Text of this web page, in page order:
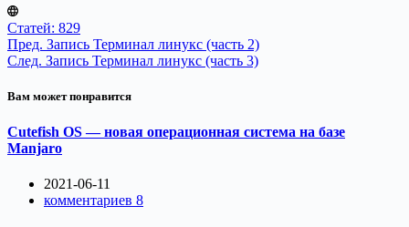
Статей: 829
Пред. Запись Терминал линукс (часть 2)
След. Запись Терминал линукс (часть 3)
Вам может понравится
Cutefish OS — новая операционная система на базе
Manjaro
2021-06-11
комментариев 8